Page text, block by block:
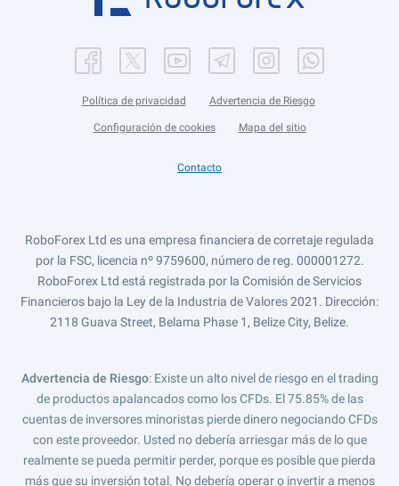
Política de privacidad Advertencia de Riesgo
Configuración de cookies Mapa del sitio
Contacto
RoboForex Ltd es una empresa financiera de corretaje regulada
por la FSC, licencia nº 9759600, número de reg. 000001272.
RoboForex Ltd está registrada por la Comisión de Servicios
Financieros bajo la Ley de la Industria de Valores 2021. Dirección:
2118 Guava Street, Belama Phase 1, Belize City, Belize.
Advertencia de Riesgo: Existe un alto nivel de riesgo en el trading
de productos apalancados como los CFDs. El 75.85% de las
cuentas de inversores minoristas pierde dinero negociando CFDs
con este proveedor. Usted no debería arriesgar más de lo que
realmente se pueda permitir perder, porque es posible que pierda
más que su inversión total. No debería operar o invertir a menos